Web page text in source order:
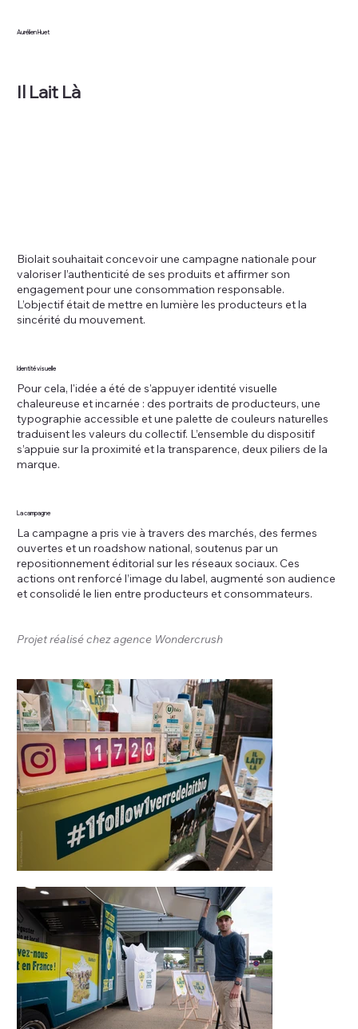
Aurélien Huet
Il Lait Là
Biolait souhaitait concevoir une campagne nationale pour
valoriser l’authenticité de ses produits et affirmer son
engagement pour une consommation responsable.
L’objectif était de mettre en lumière les producteurs et la
sincérité du mouvement.
Identité visuelle
Pour cela, l'idée a été de s'appuyer identité visuelle
chaleureuse et incarnée : des portraits de producteurs, une
typographie accessible et une palette de couleurs naturelles
traduisent les valeurs du collectif. L’ensemble du dispositif
s’appuie sur la proximité et la transparence, deux piliers de la
marque.
La campagne
La campagne a pris vie à travers des marchés, des fermes
ouvertes et un roadshow national, soutenus par un
repositionnement éditorial sur les réseaux sociaux. Ces
actions ont renforcé l’image du label, augmenté son audience
et consolidé le lien entre producteurs et consommateurs.
Projet réalisé chez agence Wondercrush